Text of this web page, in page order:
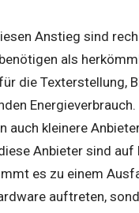
Anstieg sind
benötigen als
die
auch kleinere
Anbieter sind
es zu einem
auftreten,